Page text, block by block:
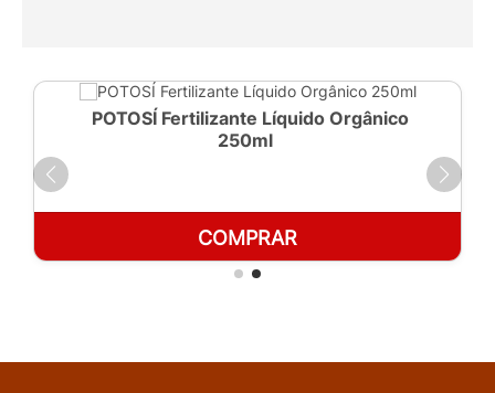
POTOSÍ Fertilizante Líquido Orgânico
250ml
COMPRAR